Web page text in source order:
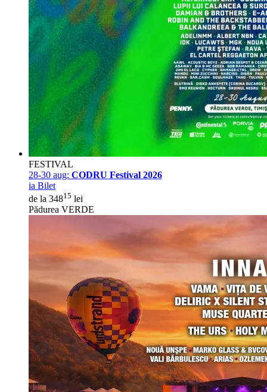
FESTIVAL
28-30 aug: CODRU Festival 2026
ia Bilet
de la 34815 lei
Pădurea VERDE